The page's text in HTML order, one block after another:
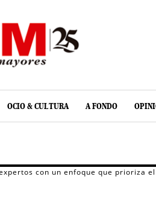
OCIO & CULTURA A FONDO
con un enfoque que prioriza